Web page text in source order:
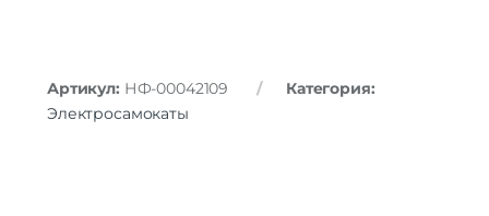
Артикул: НФ-00042109
Категория:
Электросамокаты